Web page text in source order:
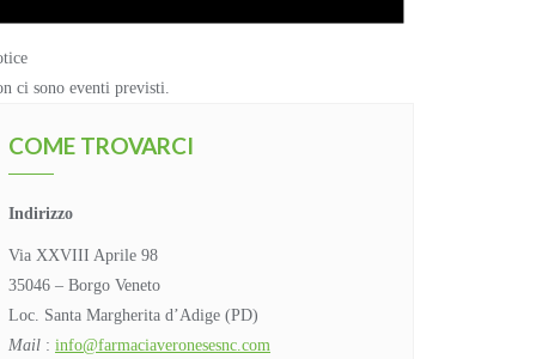
ci sono eventi previsti.
COME TROVARCI
Indirizzo
Via XXVIII Aprile 98
35046 – Borgo Veneto
Loc. Santa Margherita d’Adige (PD)
Mail : info@farmaciaveronesesnc.com